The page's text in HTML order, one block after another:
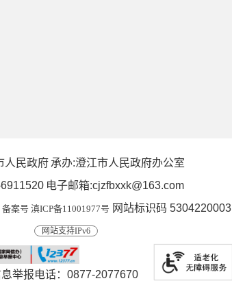
人民政府 承办:澄江市人民政府办公室
电子邮箱:cjzfbxxk@163.com
备案号 滇ICP备11001977号 网站标识码 5304220003
网站支持IPv6
举报电话：0877-2077670